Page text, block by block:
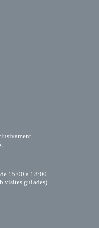
15:00 a 18:00
visites guiades)